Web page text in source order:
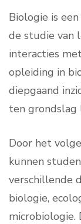
Biologie is
de studie van
interacties
opleiding in
diepgaand
ten grondslag
Door het
kunnen
verschillende
biologie,
microbiologie.